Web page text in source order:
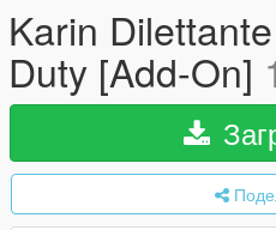
Karin
Duty [Add-On]